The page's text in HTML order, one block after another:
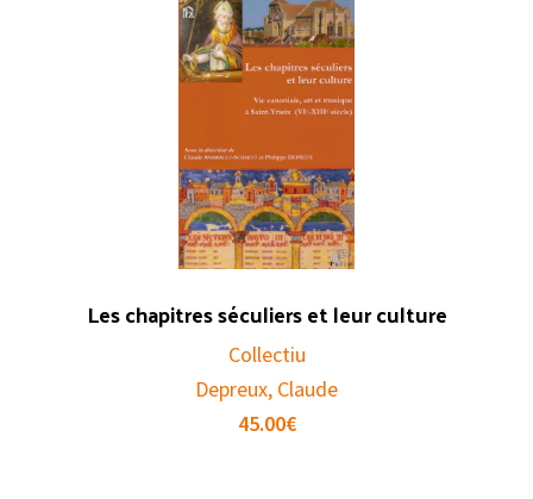
Les chapitres séculiers et leur culture
Collectiu
Depreux, Claude
45.00€